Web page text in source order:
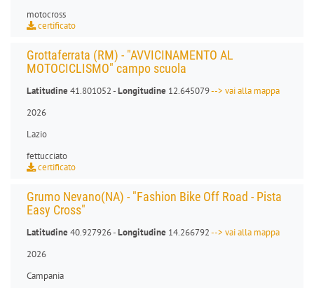
motocross
certificato
Grottaferrata (RM) - "AVVICINAMENTO AL
MOTOCICLISMO" campo scuola
Latitudine41.801052 -Longitudine 12.645079--> vai alla mappa
2026
Lazio
fettucciato
certificato
Grumo Nevano(NA) - "Fashion Bike Off Road - Pista
Easy Cross"
Latitudine40.927926 -Longitudine 14.266792--> vai alla mappa
2026
Campania